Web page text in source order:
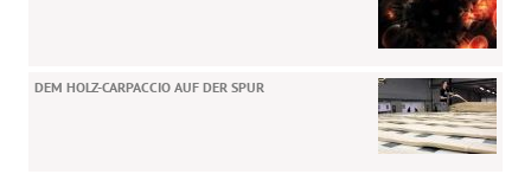
DEM HOLZ-CARPACCIO AUF DER SPUR